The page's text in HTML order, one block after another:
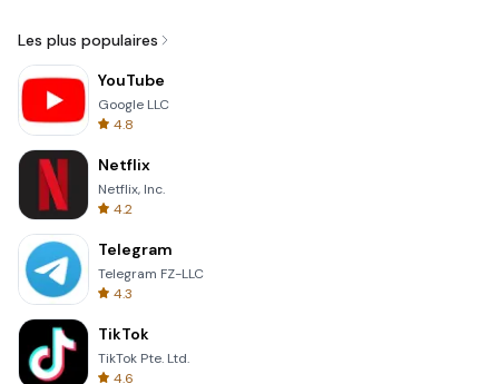
Les plus populaires
YouTube
Google LLC
4.8
Netflix
Netflix, Inc.
4.2
Telegram
Telegram FZ-LLC
4.3
TikTok
TikTok Pte. Ltd.
4.6